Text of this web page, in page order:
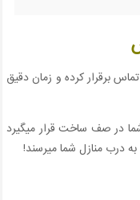
برقرار کرده و زمان دقیق
در صف ساخت قرار میگیرد
درب منازل شما میرسند!